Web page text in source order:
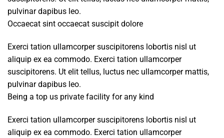
pulvinar dapibus leo.
Occaecat sint occaecat suscipit dolore
Exerci tation ullamcorper suscipitorens lobortis nisl ut
aliquip ex ea commodo. Exerci tation ullamcorper
suscipitorens. Ut elit tellus, luctus nec ullamcorper mattis,
pulvinar dapibus leo.
Being a top us private facility for any kind
Exerci tation ullamcorper suscipitorens lobortis nisl ut
aliquip ex ea commodo. Exerci tation ullamcorper